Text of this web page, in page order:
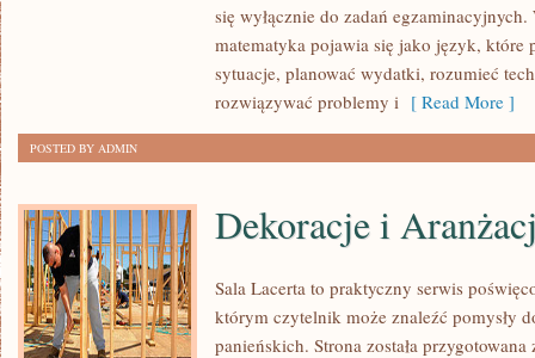
się wyłącznie do zadań
matematyka pojawia się jako język, które
sytuacje, planować wydatki, rozumieć
rozwiązywać problemy i [ Read More ]
POSTED BY ADMIN
Dekoracje i
Sala Lacerta to praktyczny serwis
którym czytelnik może znaleźć pomysły
panieńskich. Strona została